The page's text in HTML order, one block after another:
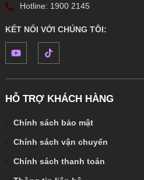
Hotline: 1900 2145
KẾT NỐI VỚI CHÚNG TÔI:
HỖ TRỢ KHÁCH HÀNG
Chính sách bảo mật
Chính sách vận chuyển
Chính sách thanh toán